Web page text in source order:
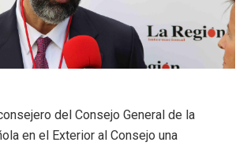
del Consejo General de la
en el Exterior al Consejo una